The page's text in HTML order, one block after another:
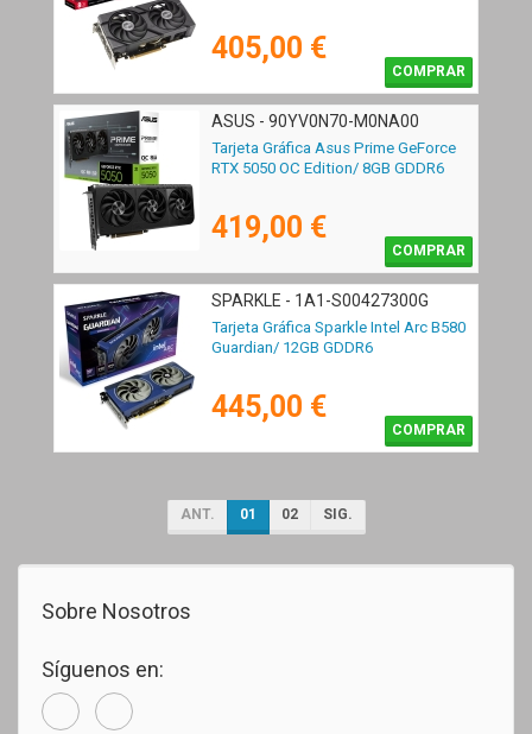
405,00 €
COMPRAR
ASUS - 90YV0N70-M0NA00
Tarjeta Gráfica Asus Prime GeForce
RTX 5050 OC Edition/ 8GB GDDR6
419,00 €
COMPRAR
SPARKLE - 1A1-S00427300G
Tarjeta Gráfica Sparkle Intel Arc B580
Guardian/ 12GB GDDR6
445,00 €
COMPRAR
ANT. 01 02 SIG.
Sobre Nosotros
Síguenos en: